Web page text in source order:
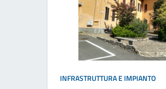
INFRASTRUTTURA E IMPIANTO